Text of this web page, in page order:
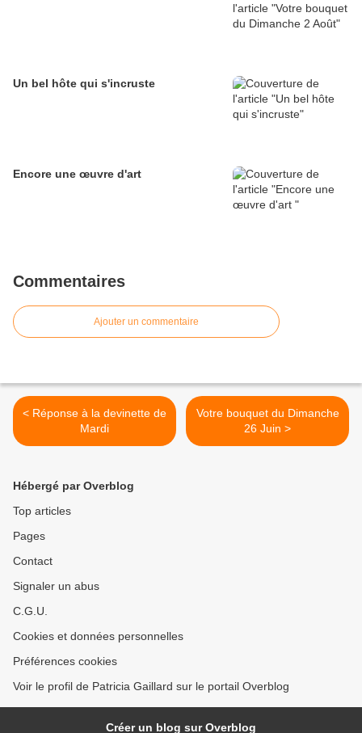
Un bel hôte qui s'incruste
Encore une œuvre d'art
Commentaires
Ajouter un commentaire
< Réponse à la devinette de
Mardi
Votre bouquet du Dimanche
26 Juin >
Hébergé par Overblog
Top articles
Pages
Contact
Signaler un abus
C.G.U.
Cookies et données personnelles
Préférences cookies
Voir le profil de Patricia Gaillard sur le portail Overblog
Créer un blog sur Overblog